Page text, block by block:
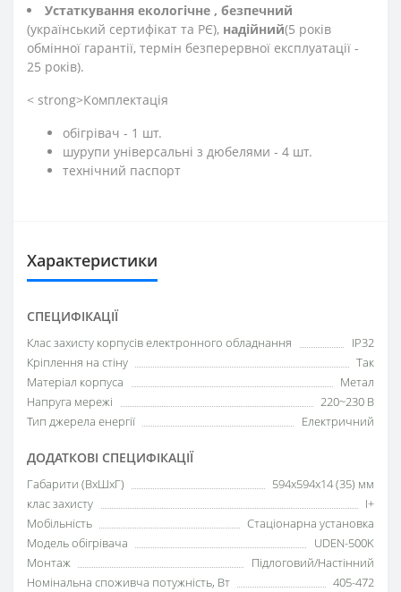
Устаткування екологічне , безпечний
(український сертифікат та РЄ), надійний(5 років
обмінної гарантії, термін безперервної експлуатації -
25 років).
< strong>Комплектація
обігрівач - 1 шт.
шурупи універсальні з дюбелями - 4 шт.
технічний паспорт
Характеристики
СПЕЦИФІКАЦІЇ
Клас захисту корпусів електронного обладнання
IP32
Кріплення на стіну
Так
Матеріал корпуса
Метал
Напруга мережі
220~230 В
Тип джерела енергії
Електричний
ДОДАТКОВІ СПЕЦИФІКАЦІЇ
Габарити (ВхШхГ)
594х594х14 (35) мм
клас захисту
I+
Мобільність
Стаціонарна установка
Модель обігрівача
UDEN-500K
Монтаж
Підлоговий/Настінний
Номінальна споживча потужність, Вт
405-472